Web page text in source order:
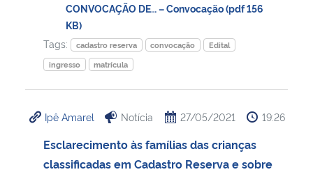
CONVOCAÇÃO DE… – Convocação (pdf 156
KB)
Tags:
cadastro reserva convocação
Edital
ingresso
matrícula
Ipê Amarel Notícia 27/05/2021 19:26
Esclarecimento às famílias das crianças
classificadas em Cadastro Reserva e sobre